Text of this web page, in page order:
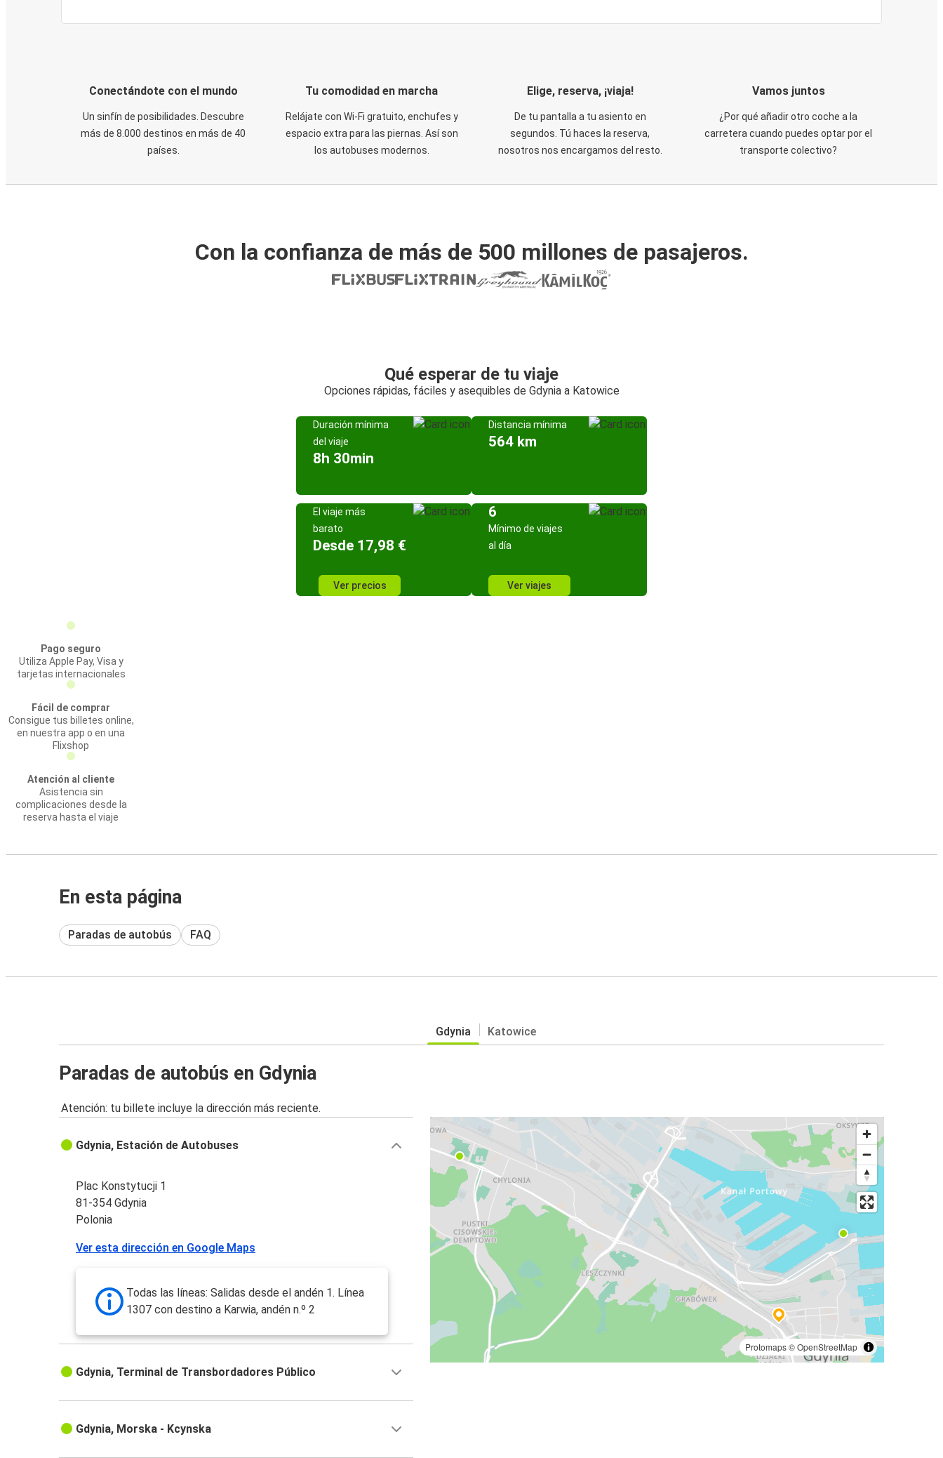
Conectándote con el mundo
Un sinfín de posibilidades. Descubre
más de 8.000 destinos en más de 40
países.
Tu comodidad en marcha
Relájate con Wi-Fi gratuito, enchufes y
espacio extra para las piernas. Así son
los autobuses modernos.
Elige, reserva, ¡viaja!
De tu pantalla a tu asiento en
segundos. Tú haces la reserva,
nosotros nos encargamos del resto.
Vamos juntos
¿Por qué añadir otro coche a la
carretera cuando puedes optar por el
transporte colectivo?
Con la confianza de más de 500 millones de pasajeros.
Qué esperar de tu viaje
Opciones rápidas, fáciles y asequibles de Gdynia a Katowice
Duración mínima
del viaje
8h 30min
Distancia mínima
564 km
El viaje más
barato
Desde 17,98 €
Ver precios
6
Mínimo de viajes
al día
Ver viajes
Pago seguro
Utiliza Apple Pay, Visa y
tarjetas internacionales
Fácil de comprar
Consigue tus billetes online,
en nuestra app o en una
Flixshop
Atención al cliente
Asistencia sin
complicaciones desde la
reserva hasta el viaje
En esta página
Paradas de autobús FAQ
Gdynia Katowice
Paradas de autobús en Gdynia
Atención: tu billete incluye la dirección más reciente.
Protomaps©OpenStreetMap
Gdynia, Estación de Autobuses
Plac Konstytucji 1
81-354 Gdynia
Polonia
Ver esta dirección en Google Maps
Todas las líneas: Salidas desde el andén 1. Línea
1307 con destino a Karwia, andén n.º 2
Gdynia, Terminal de Transbordadores Público
Gdynia, Morska - Kcynska